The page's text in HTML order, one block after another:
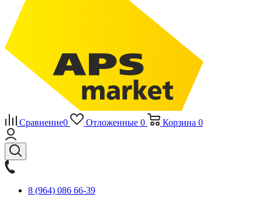
Сравнение0 Отложенные 0 Корзина 0
8 (964) 086 66-39